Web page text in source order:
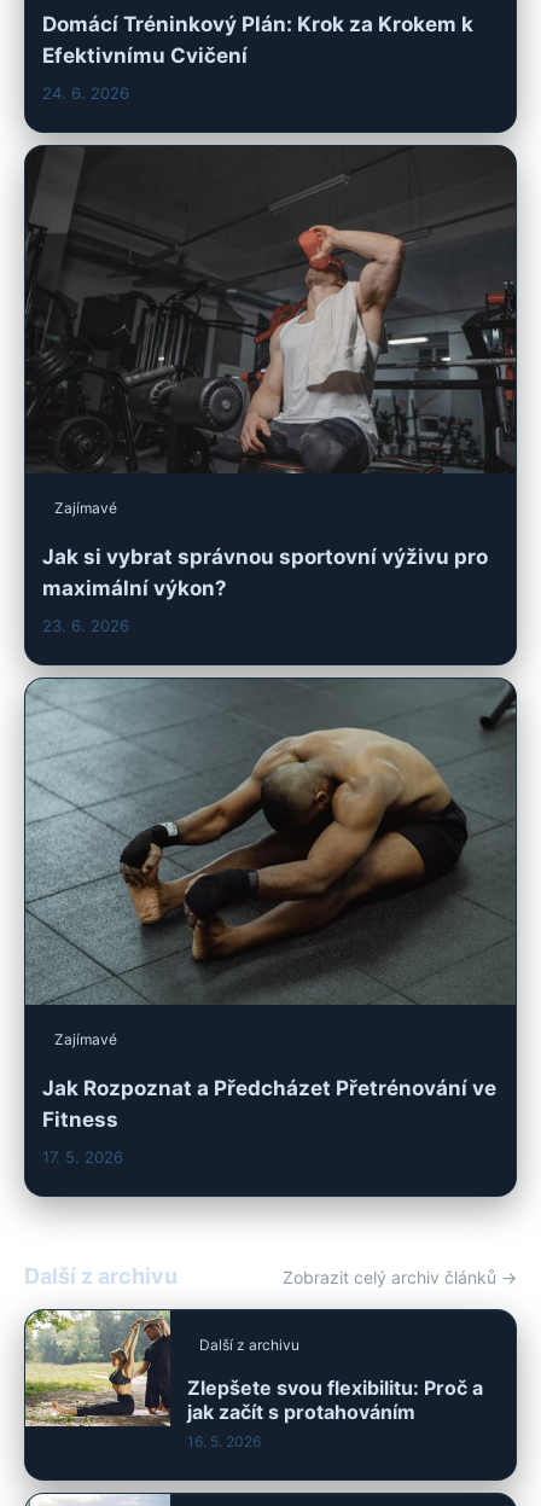
Domácí Tréninkový Plán: Krok za Krokem k
Efektivnímu Cvičení
24. 6. 2026
Zajímavé
Jak si vybrat správnou sportovní výživu pro
maximální výkon?
23. 6. 2026
Zajímavé
Jak Rozpoznat a Předcházet Přetrénování ve
Fitness
17. 5. 2026
Další z archivu Zobrazit celý archiv článků →
Další z archivu
Zlepšete svou flexibilitu: Proč a
jak začít s protahováním
16. 5. 2026